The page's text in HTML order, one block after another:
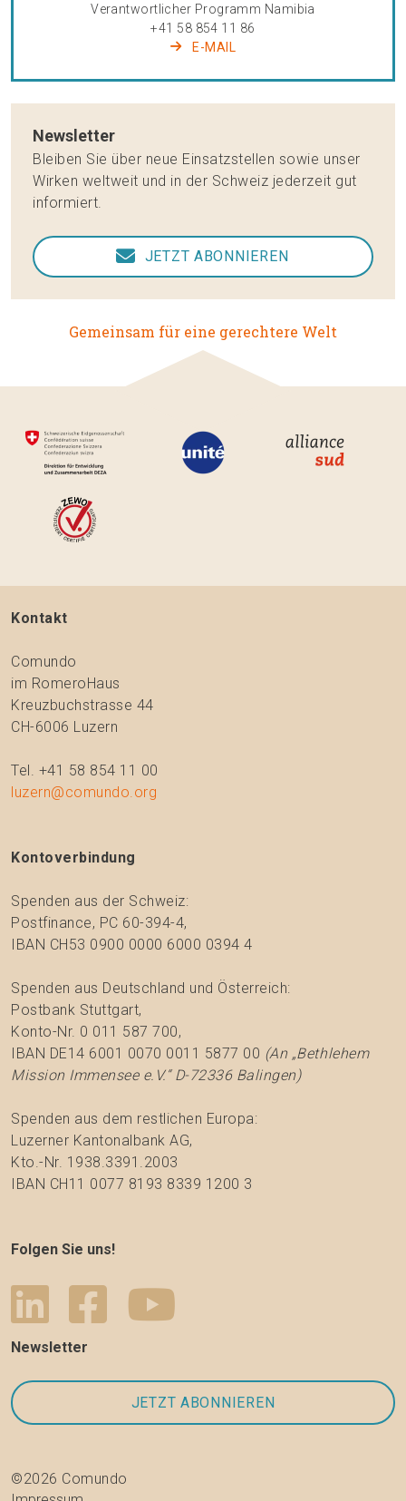
Verantwortlicher Programm Namibia
+41 58 854 11 86
E-MAIL
Newsletter
Bleiben Sie über neue Einsatzstellen sowie unser
Wirken weltweit und in der Schweiz jederzeit gut
informiert.
JETZT ABONNIEREN
Gemeinsam für eine gerechtere Welt
Kontakt
Comundo
im RomeroHaus
Kreuzbuchstrasse 44
CH-6006 Luzern
Tel. +41 58 854 11 00
luzern@comundo.org
Kontoverbindung
Spenden aus der Schweiz:
Postfinance, PC 60-394-4,
IBAN CH53 0900 0000 6000 0394 4
Spenden aus Deutschland und Österreich:
Postbank Stuttgart,
Konto-Nr. 0 011 587 700,
IBAN DE14 6001 0070 0011 5877 00 (An „Bethlehem
Mission Immensee e.V.“ D-72336 Balingen)
Spenden aus dem restlichen Europa:
Luzerner Kantonalbank AG,
Kto.-Nr. 1938.3391.2003
IBAN CH11 0077 8193 8339 1200 3
Folgen Sie uns!
Newsletter
©2026 Comundo